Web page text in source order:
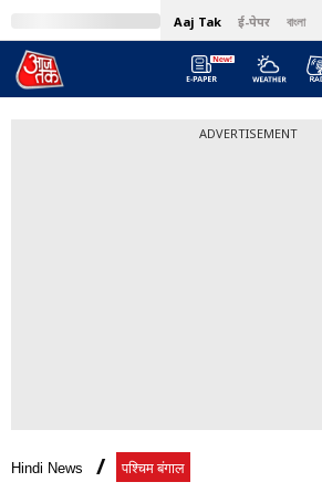
Aaj Tak ई-पेपर বাংলা
ADVERTISEMENT
Hindi News पश्चिम बंगाल